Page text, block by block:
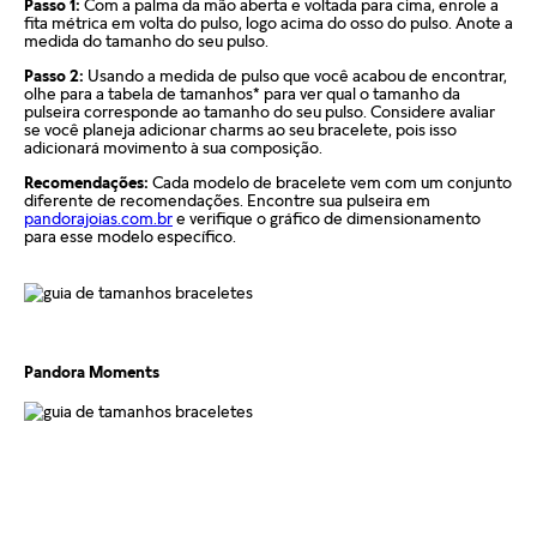
Pandora informando o número do pedido, fotos do produto e
uma descrição do problema. Se for confirmado um defeito de
fabricação, o cliente poderá receber um reembolso para uma
nova compra ou realizar a troca do produto dentro do prazo
de um ano, mediante avaliação técnica.
Compras realizadas nas lojas físicas podem ser trocadas no
prazo de até 30 dias, desde que os produtos estejam sem uso,
na embalagem original e acompanhados da nota fiscal. A
troca só pode ser feita na mesma loja onde a compra foi
realizada.
Além disso, a Pandora oferece parcelamento em até 10 vezes
sejam originais pode comprometer a durabilidade dos
braceletes, invalidando a garantia.
Para acionar a garantia, o cliente deve seguir as instruções de
devolução fornecidas pela Pandora. Após o recebimento do
produto, a empresa analisará o defeito e, caso esteja dentro
das condições estabelecidas, enviará um item substituto. O
produto de reposição mantém a garantia remanescente do
item original, sem prorrogação do prazo.
oferece reembolso para produtos com defeito.
cadastrado logo após o faturamento do pedido.
Caso tenha dúvidas ou precise de mais informações sobre o
Passo 1: Com a palma da mão aberta e voltada para cima, enrole a
fita métrica em volta do pulso, logo acima do osso do pulso. Anote a
medida do tamanho do seu pulso.
Passo 2: Usando a medida de pulso que você acabou de encontrar,
olhe para a tabela de tamanhos* para ver qual o tamanho da
pulseira corresponde ao tamanho do seu pulso. Considere avaliar
se você planeja adicionar charms ao seu bracelete, pois isso
adicionará movimento à sua composição.
Recomendações: Cada modelo de bracelete vem com um conjunto
diferente de recomendações. Encontre sua pulseira em
pandorajoias.com.bre verifique o gráfico de dimensionamento
para esse modelo específico.
Pandora Moments